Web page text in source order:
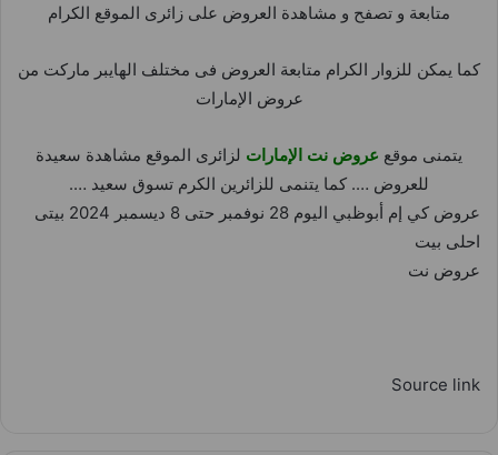
متابعة و تصفح و مشاهدة العروض على زائرى الموقع الكرام
كما يمكن للزوار الكرام متابعة العروض فى مختلف الهايبر ماركت من
عروض الإمارات
يتمنى موقع عروض نت الإمارات لزائرى الموقع مشاهدة سعيدة
للعروض …. كما يتنمى للزائرين الكرم تسوق سعيد ….
عروض كي إم أبوظبي اليوم 28 نوفمبر حتى 8 ديسمبر 2024 بيتى
احلى بيت
عروض نت
Source link